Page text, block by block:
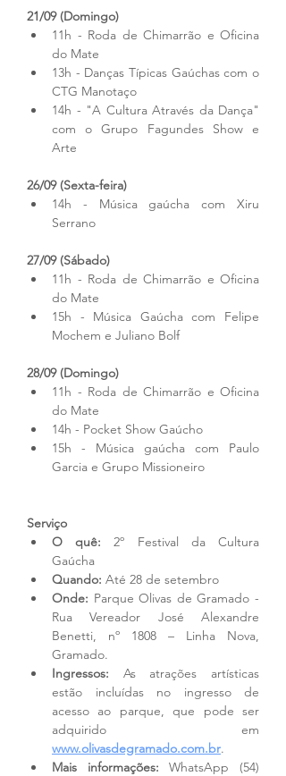
21/09 (Domingo)
11h - Roda de Chimarrão e Oficina
do Mate
13h - Danças Típicas Gaúchas com o
CTG Manotaço
14h - "A Cultura Através da Dança"
com o Grupo Fagundes Show e
Arte
26/09 (Sexta-feira)
14h - Música gaúcha com Xiru
Serrano
27/09 (Sábado)
11h - Roda de Chimarrão e Oficina
do Mate
15h - Música Gaúcha com Felipe
Mochem e Juliano Bolf
28/09 (Domingo)
11h - Roda de Chimarrão e Oficina
do Mate
14h - Pocket Show Gaúcho
15h - Música gaúcha com Paulo
Garcia e Grupo Missioneiro
Serviço
O quê: 2º Festival da Cultura
Gaúcha
Quando: Até 28 de setembro
Onde: Parque Olivas de Gramado -
Rua Vereador José Alexandre
Benetti, nº 1808 – Linha Nova,
Gramado.
Ingressos: As atrações artísticas
estão incluídas no ingresso de
acesso ao parque, que pode ser
www.olivasdegramado.com.br.
Mais informações: WhatsApp (54)